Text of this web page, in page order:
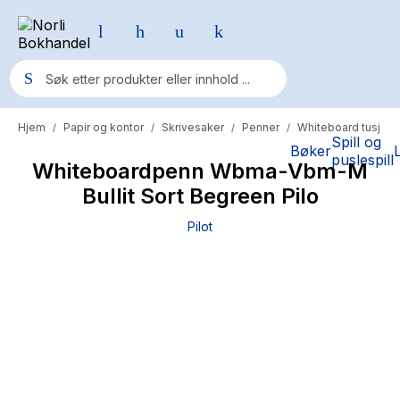
BøkerSpill og
puslespill
Populære søk
Pokemon
One piece
Fury Bound - Sable Sorensen
Hjem / Papir og kontor / Skrivesaker / Penner / Whiteboard tusj
Whiteboardpenn Wbma-Vbm-M
Bullit Sort Begreen Pilo
Pilot